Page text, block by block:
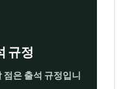
규정
은 출석 규정입니